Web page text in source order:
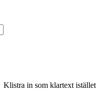
Klistra in som klartext istället